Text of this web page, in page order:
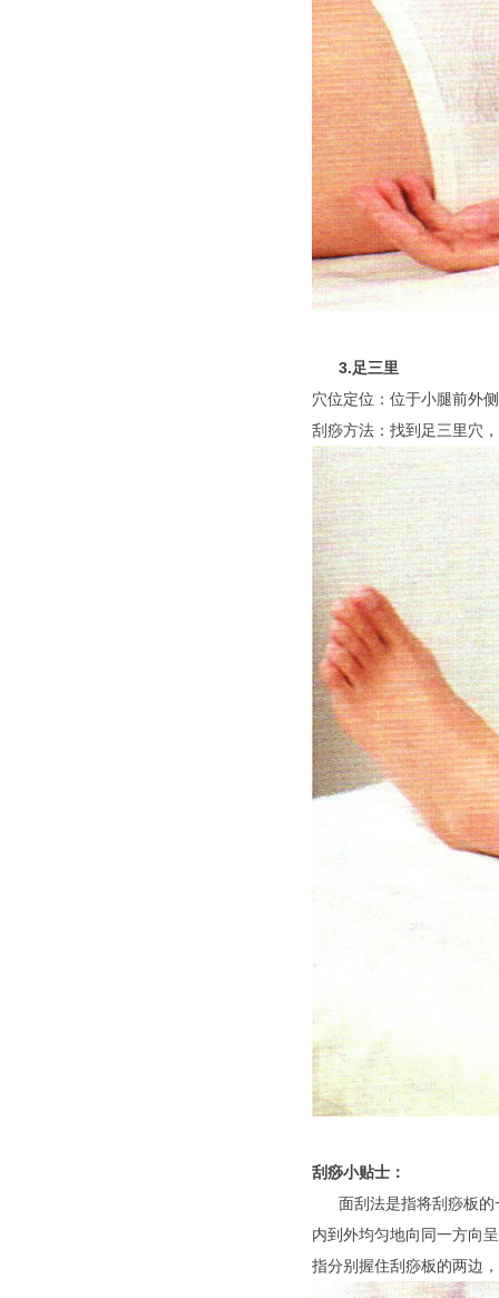
3.足三里
穴位定位：位于小腿前外
刮痧方法：找到足三里穴
刮痧小贴士：
面刮法是指将刮痧板的
内到外均匀地向同一方向
指分别握住刮痧板的两边